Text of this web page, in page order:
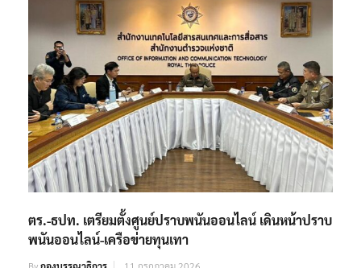
ตร.-ธปท. เตรียมตั้งศูนย์ปราบพนันออนไลน์ เดินหน้าปราบ
พนันออนไลน์-เครือข่ายทุนเทา
Byกองบรรณาธิการ 11 กรกฎาคม 2026